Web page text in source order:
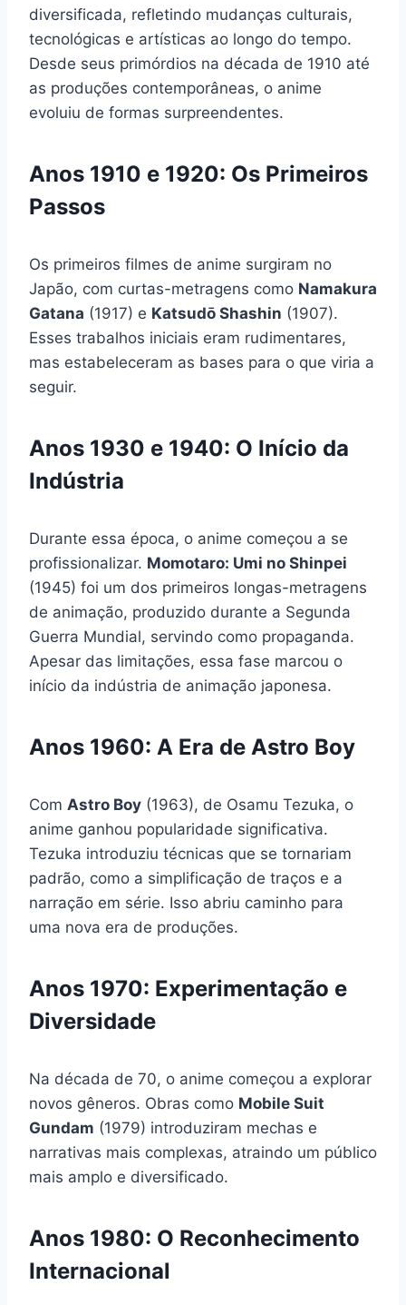
diversificada, refletindo mudanças culturais,
tecnológicas e artísticas ao longo do tempo.
Desde seus primórdios na década de 1910 até
as produções contemporâneas, o anime
evoluiu de formas surpreendentes.
Anos 1910 e 1920: Os Primeiros
Passos
Os primeiros filmes de anime surgiram no
Japão, com curtas-metragens como Namakura
Gatana (1917) e Katsudō Shashin (1907).
Esses trabalhos iniciais eram rudimentares,
mas estabeleceram as bases para o que viria a
seguir.
Anos 1930 e 1940: O Início da
Indústria
Durante essa época, o anime começou a se
profissionalizar. Momotaro: Umi no Shinpei
(1945) foi um dos primeiros longas-metragens
de animação, produzido durante a Segunda
Guerra Mundial, servindo como propaganda.
Apesar das limitações, essa fase marcou o
início da indústria de animação japonesa.
Anos 1960: A Era de Astro Boy
Com Astro Boy (1963), de Osamu Tezuka, o
anime ganhou popularidade significativa.
Tezuka introduziu técnicas que se tornariam
padrão, como a simplificação de traços e a
narração em série. Isso abriu caminho para
uma nova era de produções.
Anos 1970: Experimentação e
Diversidade
Na década de 70, o anime começou a explorar
novos gêneros. Obras como Mobile Suit
Gundam (1979) introduziram mechas e
narrativas mais complexas, atraindo um público
mais amplo e diversificado.
Anos 1980: O Reconhecimento
Internacional